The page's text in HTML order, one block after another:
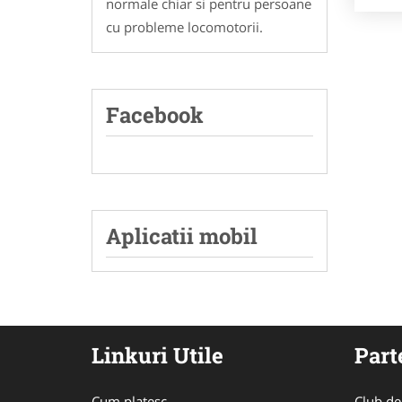
cu probleme locomotorii.
Facebook
Aplicatii mobil
Linkuri Utile